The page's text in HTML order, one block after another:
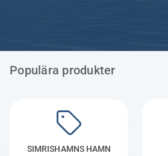
Populära produkter
SIMRISHAMNS HAMN